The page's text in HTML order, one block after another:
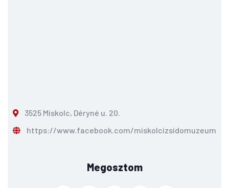
3525 Miskolc, Déryné u. 20.
https://www.facebook.com/miskolcizsidomuzeum/
Megosztom